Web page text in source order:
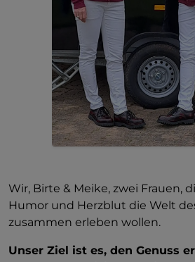
Wir, Birte & Meike, zwei Frauen,
Humor und Herzblut die Welt
zusammen erleben wollen.
Unser Ziel ist es, den Genuss